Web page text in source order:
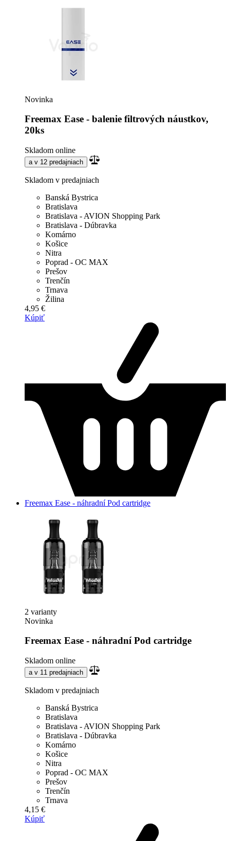
Novinka
Freemax Ease - balenie filtrových náustkov,
20ks
Skladom online
a v 12 predajniach
Skladom v predajniach
Banská Bystrica
Bratislava
Bratislava - AVION Shopping Park
Bratislava - Dúbravka
Komárno
Košice
Nitra
Poprad - OC MAX
Prešov
Trenčín
Trnava
Žilina
4,95 €
Kúpiť
Freemax Ease - náhradní Pod cartridge
2 varianty
Novinka
Freemax Ease - náhradní Pod cartridge
Skladom online
a v 11 predajniach
Skladom v predajniach
Banská Bystrica
Bratislava
Bratislava - AVION Shopping Park
Bratislava - Dúbravka
Komárno
Košice
Nitra
Poprad - OC MAX
Prešov
Trenčín
Trnava
4,15 €
Kúpiť